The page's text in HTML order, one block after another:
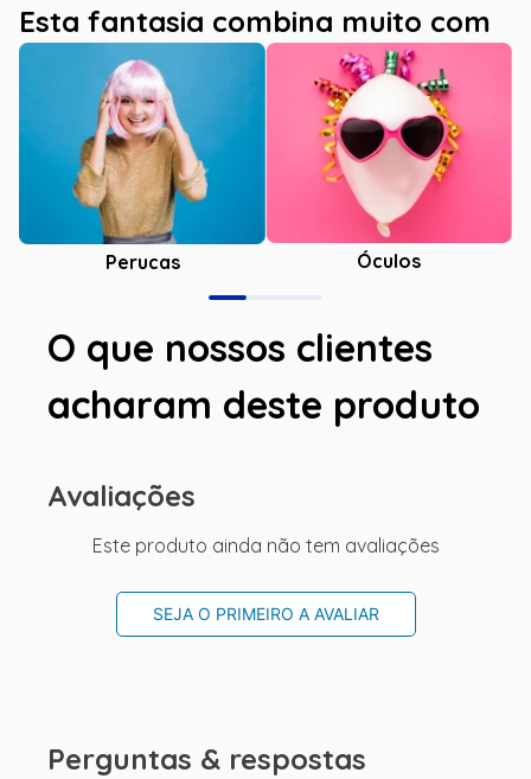
Esta fantasia combina muito com
Perucas Óculos
O que nossos clientes
acharam deste produto
Avaliações
Este produto ainda não tem avaliações
SEJA O PRIMEIRO A AVALIAR
Perguntas & respostas